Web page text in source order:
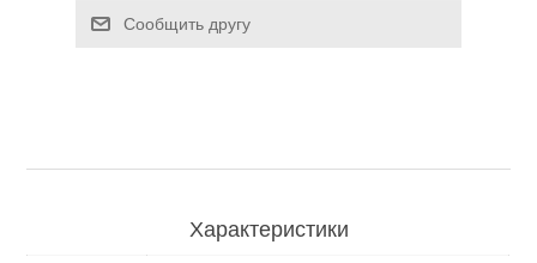
Сообщить другу
Характеристики